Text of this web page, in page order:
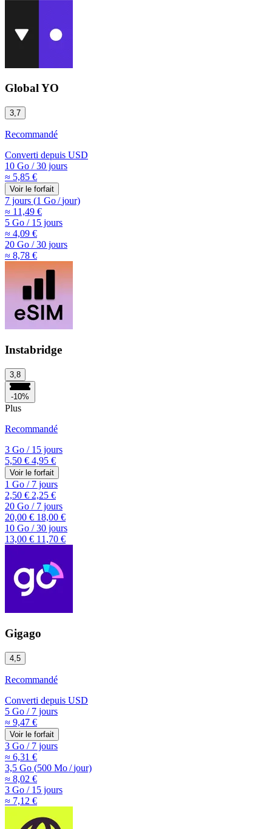
Global YO
3,7
Recommandé
Converti depuis USD
10 Go /30 jours
≈ 5,85 €
Voir le forfait
7 jours (1 Go/jour)
≈ 11,49 €
5 Go /15 jours
≈ 4,09 €
20 Go /30 jours
≈ 8,78 €
Instabridge
3,8
-10%
Plus
Recommandé
3 Go /15 jours
5,50 € 4,95 €
Voir le forfait
1 Go /7 jours
2,50 € 2,25 €
20 Go /7 jours
20,00 € 18,00 €
10 Go /30 jours
13,00 € 11,70 €
Gigago
4,5
Recommandé
Converti depuis USD
5 Go /7 jours
≈ 9,47 €
Voir le forfait
3 Go /7 jours
≈ 6,31 €
3,5 Go (500 Mo/jour)
≈ 8,02 €
3 Go /15 jours
≈ 7,12 €